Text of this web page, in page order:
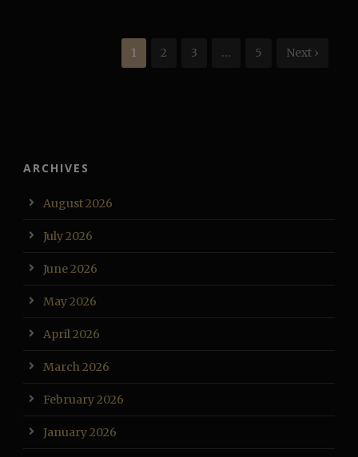
1 2 3 … 5 Next ›
ARCHIVES
August 2026
July 2026
June 2026
May 2026
April 2026
March 2026
February 2026
January 2026